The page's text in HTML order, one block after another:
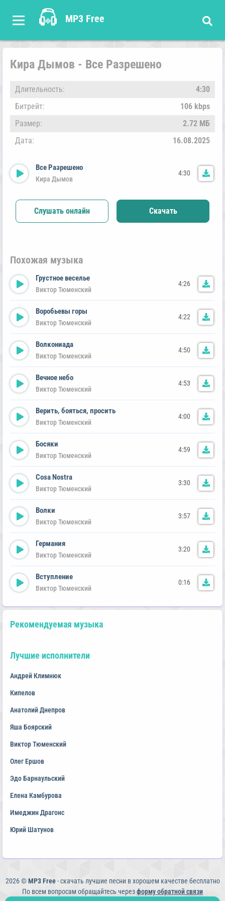
MP3 Free
Кира Дымов - Все Разрешено
Длительность:
4:30
Битрейт:
106 kbps
Размер:
2.72 МБ
Дата:
16.08.2025
Все Разрешено
Кира Дымов
4:30
Слушать онлайн Скачать
Похожая музыка
Грустное веселье
Виктор Тюменский
4:26
Воробьевы горы
Виктор Тюменский
4:22
Волкониада
Виктор Тюменский
4:50
Вечное небо
Виктор Тюменский
4:53
Верить, бояться, просить
Виктор Тюменский
4:00
Босяки
Виктор Тюменский
4:59
Cosa Nostra
Виктор Тюменский
3:30
Волки
Виктор Тюменский
3:57
Германия
Виктор Тюменский
3:20
Вступление
Виктор Тюменский
0:16
Рекомендуемая музыка
Лучшие исполнители
Андрей Климнюк
Кипелов
Анатолий Днепров
Яша Боярский
Виктор Тюменский
Олег Ершов
Эдо Барнаульский
Елена Камбурова
Имеджин Драгонс
Юрий Шатунов
2026 ©MP3 Free- скачать лучшие песни в хорошем качестве бесплатно
По всем вопросам обращайтесь черезформу обратной связи